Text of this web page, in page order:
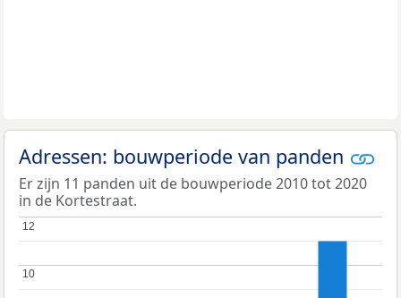
Adressen: bouwperiode van panden
Er zijn 11 panden uit de bouwperiode 2010 tot 2020
in de Kortestraat.
10
10
12
12